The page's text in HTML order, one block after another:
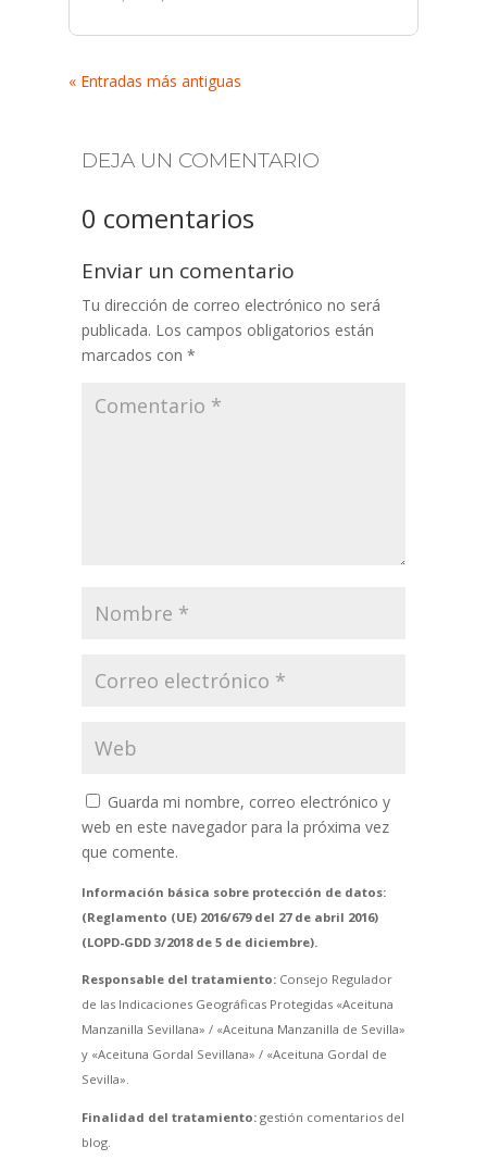
« Entradas más antiguas
DEJA UN COMENTARIO
0 comentarios
Enviar un comentario
Tu dirección de correo electrónico no será
publicada. Los campos obligatorios están
marcados con *
Guarda mi nombre, correo electrónico y
web en este navegador para la próxima vez
que comente.
Información básica sobre protección de datos:
(Reglamento (UE) 2016/679 del 27 de abril 2016)
(LOPD-GDD 3/2018 de 5 de diciembre).
Responsable del tratamiento:Consejo Regulador
de las Indicaciones Geográficas Protegidas «Aceituna
Manzanilla Sevillana» / «Aceituna Manzanilla de Sevilla»
y «Aceituna Gordal Sevillana» / «Aceituna Gordal de
Sevilla».
Finalidad del tratamiento:gestión comentarios del
blog.